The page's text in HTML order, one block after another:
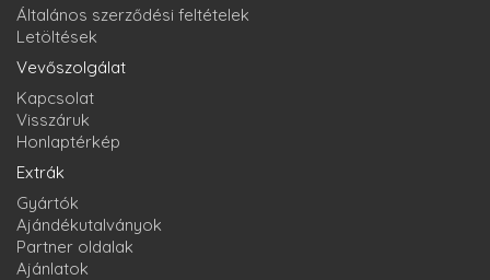
Általános szerződési feltételek
Letöltések
Vevőszolgálat
Kapcsolat
Visszáruk
Honlaptérkép
Extrák
Gyártók
Ajándékutalványok
Partner oldalak
Ajánlatok